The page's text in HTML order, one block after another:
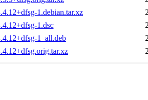
1.debian.tar.xz
1.dsc
1_all.deb